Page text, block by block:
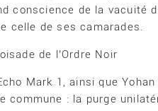
conscience de la vacuité
celle de ses camarades.
de l’Ordre Noir
Mark 1, ainsi que Yohan
: la purge